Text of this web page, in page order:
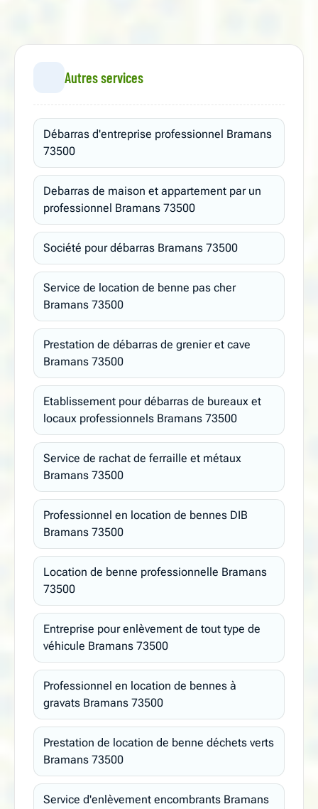
Autres services
Débarras d'entreprise professionnel Bramans
73500
Debarras de maison et appartement par un
professionnel Bramans 73500
Société pour débarras Bramans 73500
Service de location de benne pas cher
Bramans 73500
Prestation de débarras de grenier et cave
Bramans 73500
Etablissement pour débarras de bureaux et
locaux professionnels Bramans 73500
Service de rachat de ferraille et métaux
Bramans 73500
Professionnel en location de bennes DIB
Bramans 73500
Location de benne professionnelle Bramans
73500
Entreprise pour enlèvement de tout type de
véhicule Bramans 73500
Professionnel en location de bennes à
gravats Bramans 73500
Prestation de location de benne déchets verts
Bramans 73500
Service d'enlèvement encombrants Bramans